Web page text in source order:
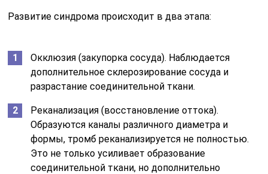
Развитие синдрома происходит в два этапа:
Окклюзия (закупорка сосуда). Наблюдается
дополнительное склерозирование сосуда и
разрастание соединительной ткани.
Реканализация (восстановление оттока).
Образуются каналы различного диаметра и
формы, тромб реканализируется не полностью.
Это не только усиливает образование
соединительной ткани, но дополнительно